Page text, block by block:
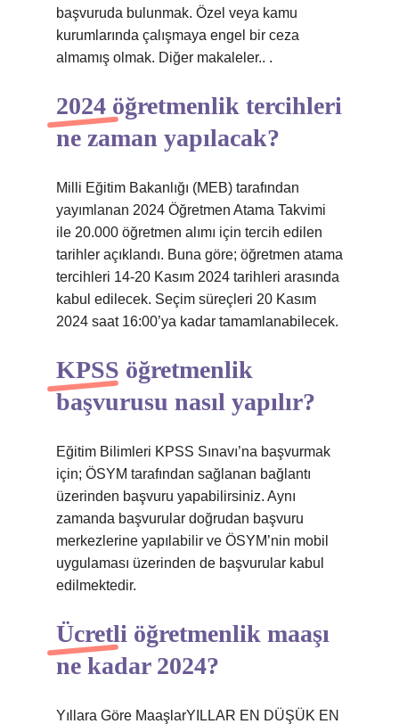
başvuruda bulunmak. Özel veya kamu
kurumlarında çalışmaya engel bir ceza
almamış olmak. Diğer makaleler.. .
2024 öğretmenlik tercihleri
ne zaman yapılacak?
Milli Eğitim Bakanlığı (MEB) tarafından
yayımlanan 2024 Öğretmen Atama Takvimi
ile 20.000 öğretmen alımı için tercih edilen
tarihler açıklandı. Buna göre; öğretmen atama
tercihleri ​​14-20 Kasım 2024 tarihleri ​​arasında
kabul edilecek. Seçim süreçleri 20 Kasım
2024 saat 16:00’ya kadar tamamlanabilecek.
KPSS öğretmenlik
başvurusu nasıl yapılır?
Eğitim Bilimleri KPSS Sınavı’na başvurmak
için; ÖSYM tarafından sağlanan bağlantı
üzerinden başvuru yapabilirsiniz. Aynı
zamanda başvurular doğrudan başvuru
merkezlerine yapılabilir ve ÖSYM’nin mobil
uygulaması üzerinden de başvurular kabul
edilmektedir.
Ücretli öğretmenlik maaşı
ne kadar 2024?
Yıllara Göre MaaşlarYILLAR EN DÜŞÜK EN